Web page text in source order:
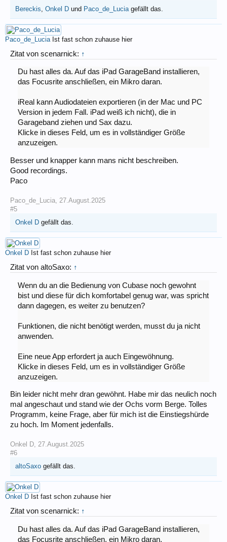
Bereckis Onkel D und Paco_de_Lucia gefällt das.
Paco_de_Lucia Ist fast schon zuhause hier
Zitat von scenarnick: ↑
Du hast alles da. Auf das iPad GarageBand installieren,
das Focusrite anschließen, ein Mikro daran.
iReal kann Audiodateien exportieren (in der Mac und PC
Version in jedem Fall. iPad weiß ich nicht), die in
Garageband ziehen und Sax dazu.
Klicke in dieses Feld, um es in vollständiger Größe
anzuzeigen.
Besser und knapper kann mans nicht beschreiben.
Good recordings.
Paco
Paco_de_Lucia 27.August.2025
#5
Onkel D gefällt das.
Onkel D Ist fast schon zuhause hier
Zitat von altoSaxo: ↑
Wenn du an die Bedienung von Cubase noch gewohnt
bist und diese für dich komfortabel genug war, was spricht
dann dagegen, es weiter zu benutzen?
Funktionen, die nicht benötigt werden, musst du ja nicht
anwenden.
Eine neue App erfordert ja auch Eingewöhnung.
Klicke in dieses Feld, um es in vollständiger Größe
anzuzeigen.
Bin leider nicht mehr dran gewöhnt. Habe mir das neulich noch
mal angeschaut und stand wie der Ochs vorm Berge. Tolles
Programm, keine Frage, aber für mich ist die Einstiegshürde
zu hoch. Im Moment jedenfalls.
Onkel D, 27.August.2025
#6
altoSaxo gefällt das.
Onkel D Ist fast schon zuhause hier
Zitat von scenarnick: ↑
Du hast alles da. Auf das iPad GarageBand installieren,
das Focusrite anschließen, ein Mikro daran.